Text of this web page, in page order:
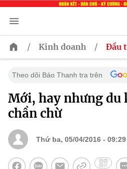
/ Kinh doanh / Đầu
Theo dõi Báo Thanh tra trên
Mới, hay nhưng du
chần chừ
Thứ ba, 05/04/2016 - 09:29